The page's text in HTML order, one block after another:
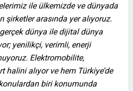
ile ülkemizde ve dünyada
arasında yer alıyoruz.
dünya ile dijital dünya
yenilikçi, verimli, enerji
Elektromobilite,
halini alıyor ve hem Türkiye’de
biri konumunda